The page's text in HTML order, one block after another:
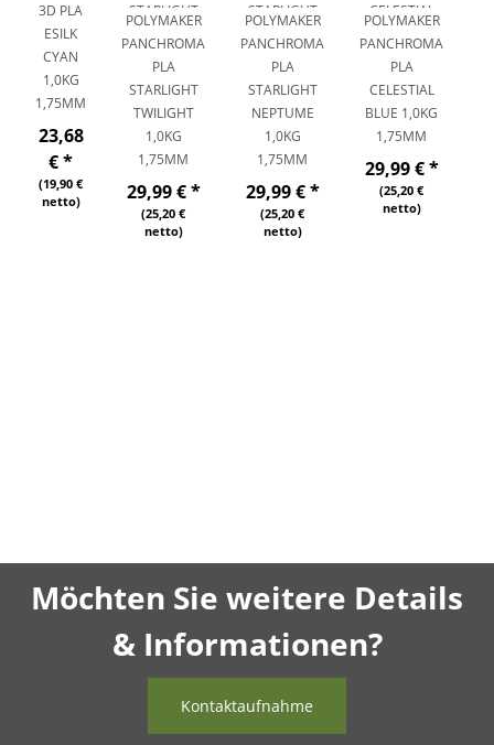
3D PLA
ESILK
CYAN
1,0KG
1,75MM
23,68
€*
(19,90 €
netto)
POLYMAKER
PANCHROMA
PLA
STARLIGHT
TWILIGHT
1,0KG
1,75MM
29,99 €*
(25,20 €
netto)
POLYMAKER
PANCHROMA
PLA
STARLIGHT
NEPTUME
1,0KG
1,75MM
29,99 €*
(25,20 €
netto)
POLYMAKER
PANCHROMA
PLA
CELESTIAL
BLUE 1,0KG
1,75MM
29,99 €*
(25,20 €
netto)
Möchten Sie weitere Details
& Informationen?
Kontaktaufnahme